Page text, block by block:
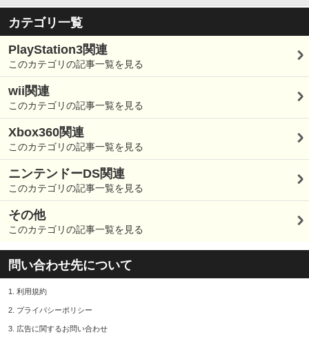
カテゴリ一覧
PlayStation3関連
このカテゴリの記事一覧を見る
wii関連
このカテゴリの記事一覧を見る
Xbox360関連
このカテゴリの記事一覧を見る
ニンテンドーDS関連
このカテゴリの記事一覧を見る
その他
このカテゴリの記事一覧を見る
問い合わせ先について
1. 利用規約
2. プライバシーポリシー
3. 広告に関するお問い合わせ